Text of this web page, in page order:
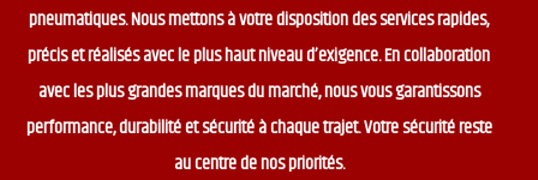
pneumatiques. Nous mettons à votre disposition des services rapides,
précis et réalisés avec le plus haut niveau d’exigence. En collaboration
avec les plus grandes marques du marché, nous vous garantissons
performance, durabilité et sécurité à chaque trajet. Votre sécurité reste
au centre de nos priorités.